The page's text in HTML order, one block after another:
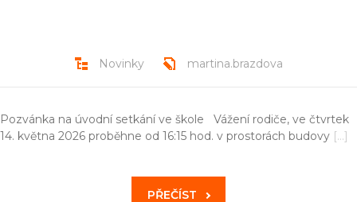
Novinky martina.brazdova
Pozvánka na úvodní setkání ve škole Vážení rodiče, ve čtvrtek
14. května 2026 proběhne od 16:15 hod. v prostorách budovy […]
PŘEČÍST